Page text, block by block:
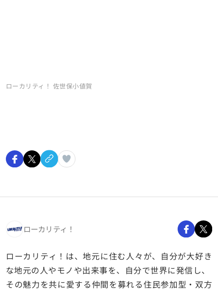
ローカリティ！ 佐世保小値賀
ローカリティ！
ローカリティ！は、地元に住む人々が、自分が大好き
な地元の人やモノや出来事を、自分で世界に発信し、
その魅力を共に愛する仲間を募れる住民参加型・双方